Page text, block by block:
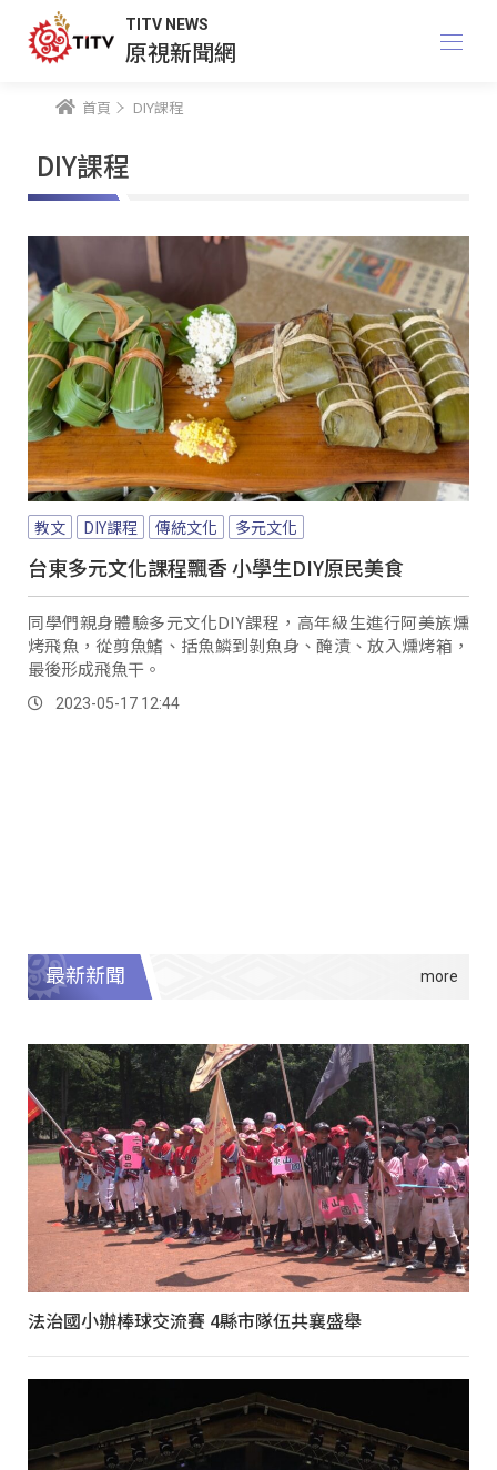
TITV NEWS
原視新聞網
首頁 DIY課程
DIY課程
教文 DIY課程 傳統文化 多元文化
台東多元文化課程飄香 小學生DIY原民美食
同學們親身體驗多元文化DIY課程，高年級生進行阿美族燻
烤飛魚，從剪魚鰭、括魚鱗到剝魚身、醃漬、放入燻烤箱，
最後形成飛魚干。
2023-05-17 12:44
最新新聞
法治國小辦棒球交流賽 4縣市隊伍共襄盛舉